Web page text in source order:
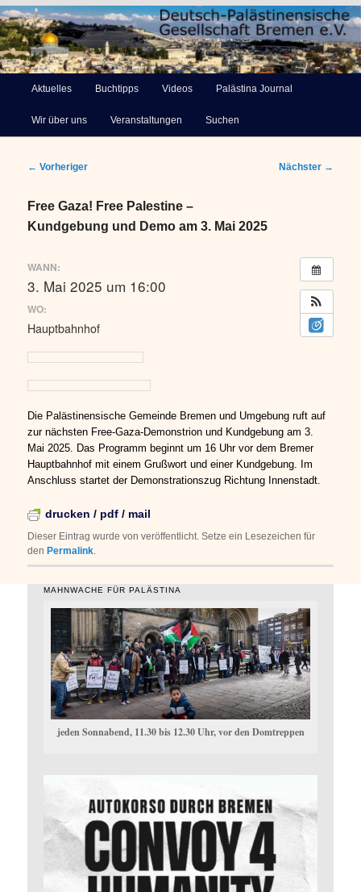
Deutsch-Palästinensische
Zum
primären
Aktuelles Buchtipps Videos Palästina Journal
Wir über uns Veranstaltungen Suchen
Beitragsnavigation
← Vorheriger Nächster →
Free Gaza! Free Palestine –
Kundgebung und Demo am 3. Mai 2025
WANN:
3. Mai 2025 um 16:00
WO:
Hauptbahnhof
Die Palästinensische Gemeinde Bremen und Umgebung ruft auf
zur nächsten Free-Gaza-Demonstrion und Kundgebung am 3.
Mai 2025. Das Programm beginnt um 16 Uhr vor dem Bremer
Hauptbahnhof mit einem Grußwort und einer Kundgebung. Im
Anschluss startet der Demonstrationszug Richtung Innenstadt.
drucken / pdf / mail
Dieser Eintrag wurde vonveröffentlicht. Setze ein Lesezeichen für
den Permalink.
MAHNWACHE FÜR PALÄSTINA
jeden Sonnabend, 11.30 bis 12.30 Uhr, vor den Domtreppen